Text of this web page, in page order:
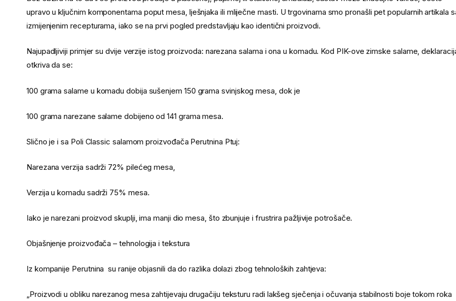
upravo u ključnim komponentama poput mesa, lješnjaka ili mliječne masti. U trgovinama smo pronašli pet popularnih artikala
izmijenjenim recepturama, iako se na prvi pogled predstavljaju kao identični proizvodi.
Najupadljiviji primjer su dvije verzije istog proizvoda: narezana salama i ona u komadu. Kod PIK-ove zimske salame,
otkriva da se:
100 grama salame u komadu dobija sušenjem 150 grama svinjskog mesa, dok je
100 grama narezane salame dobijeno od 141 grama mesa.
Slično je i sa Poli Classic salamom proizvođača Perutnina Ptuj:
Narezana verzija sadrži 72% pilećeg mesa,
Verzija u komadu sadrži 75% mesa.
Iako je narezani proizvod skuplji, ima manji dio mesa, što zbunjuje i frustrira pažljivije potrošače.
Objašnjenje proizvođača – tehnologija i tekstura
Iz kompanije Perutnina su ranije objasnili da do razlika dolazi zbog tehnoloških zahtjeva:
„Proizvodi u obliku narezanog mesa zahtijevaju drugačiju teksturu radi lakšeg sječenja i očuvanja stabilnosti boje tokom roka